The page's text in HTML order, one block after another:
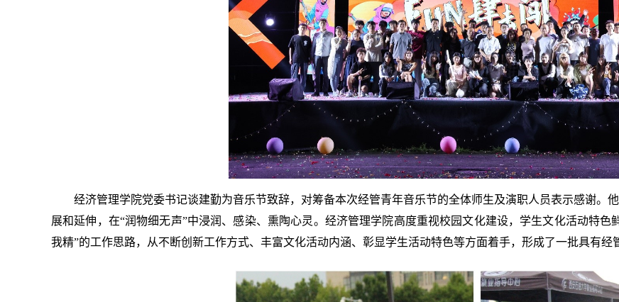
经济管理学院党委书记谈建勤为音乐节致辞，对筹备本次经管青年音乐节的全体师生及演职人员表示感谢。
展和延伸，在“润物细无声”中浸润、感染、熏陶心灵。经济管理学院高度重视校园文化建设，学生文化活动特
我精”的工作思路，从不断创新工作方式、丰富文化活动内涵、彰显学生活动特色等方面着手，形成了一批具有经